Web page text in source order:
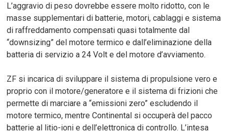
L’aggravio di peso dovrebbe essere molto ridotto, con le
masse supplementari di batterie, motori, cablaggi e sistema
di raffreddamento compensati quasi totalmente dal
“downsizing” del motore termico e dall’eliminazione della
batteria di servizio a 24 Volt e del motore d’avviamento.
ZF si incarica di sviluppare il sistema di propulsione vero e
proprio con il motore/generatore e il sistema di frizioni che
permette di marciare a “emissioni zero” escludendo il
motore termico, mentre Continental si occuperà del pacco
batterie al litio-ioni e dell’elettronica di controllo. L’intesa